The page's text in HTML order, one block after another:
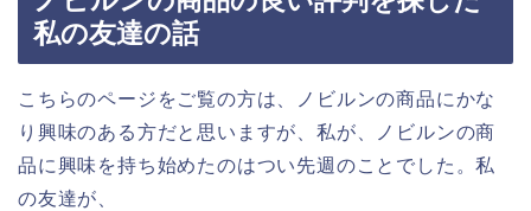
私の友達の話
こちらのページをご覧の方は、ノビルンの商品にかな
り興味のある方だと思いますが、私が、ノビルンの商
品に興味を持ち始めたのはつい先週のことでした。私
の友達が、